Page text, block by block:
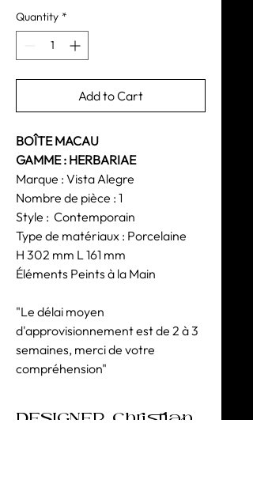
Quantity *
Add to Cart
BOÎTE MACAU
GAMME : HERBARIAE
Marque : Vista Alegre
Nombre de pièce : 1
Style : Contemporain
Type de matériaux : Porcelaine
H 302 mm L 161 mm
Éléments Peints à la Main
"Le délai moyen
d'approvisionnement est de 2 à 3
semaines, merci de votre
compréhension"
DESIGNER Christian